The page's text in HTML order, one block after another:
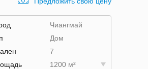
Чиангмай
Дом
7
1200 м²